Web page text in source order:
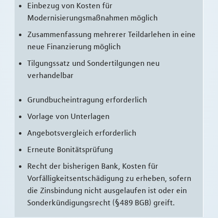
Einbezug von Kosten für
Modernisierungsmaßnahmen möglich
Zusammenfassung mehrerer Teildarlehen in eine
neue Finanzierung möglich
Tilgungssatz und Sondertilgungen neu
verhandelbar
Grundbucheintragung erforderlich
Vorlage von Unterlagen
Angebotsvergleich erforderlich
Erneute Bonitätsprüfung
Recht der bisherigen Bank, Kosten für
Vorfälligkeitsentschädigung zu erheben, sofern
die Zinsbindung nicht ausgelaufen ist oder ein
Sonderkündigungsrecht (§489 BGB) greift.